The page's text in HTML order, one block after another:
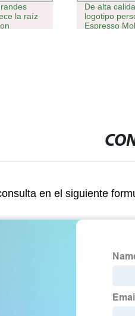
la raíz
De alta
logotipo
Espresso
en el siguiente